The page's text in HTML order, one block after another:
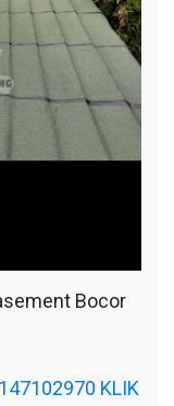
Bocor
KLIK